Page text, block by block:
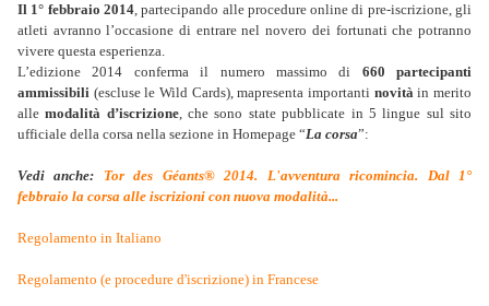
Il 1° febbraio 2014, partecipando alle procedure online di pre-iscrizione, gli
atleti avranno l’occasione di entrare nel novero dei fortunati che potranno
vivere questa esperienza.
L’edizione 2014 conferma il numero massimo di 660 partecipanti
ammissibili (escluse le Wild Cards), mapresenta importanti novitàin merito
allemodalità d’iscrizione, che sono state pubblicate in 5 lingue sul sito
ufficiale della corsa nella sezione in Homepage “La corsa”:
Vedi anche: Tor des Géants® 2014. L'avventura ricomincia. Dal 1°
febbraio la corsa alle iscrizioni con nuova modalità...
Regolamento in Italiano
Regolamento (e procedure d'iscrizione) in Francese